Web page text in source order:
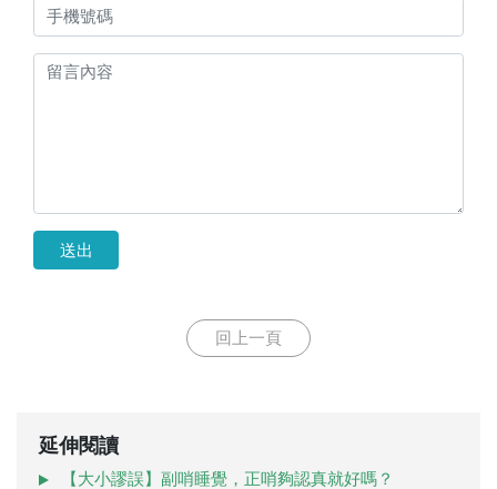
送出
回上一頁
延伸閱讀
【大小謬誤】副哨睡覺，正哨夠認真就好嗎？